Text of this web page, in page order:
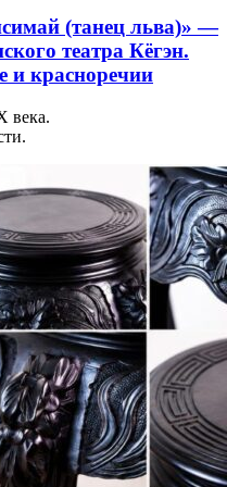
(танец льва)» —
театра Кёгэн.
и красноречии
века.